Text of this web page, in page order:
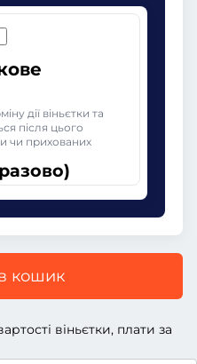
дії віньєтки та
після цього
чи прихованих
кошик
віньєтки, плати за